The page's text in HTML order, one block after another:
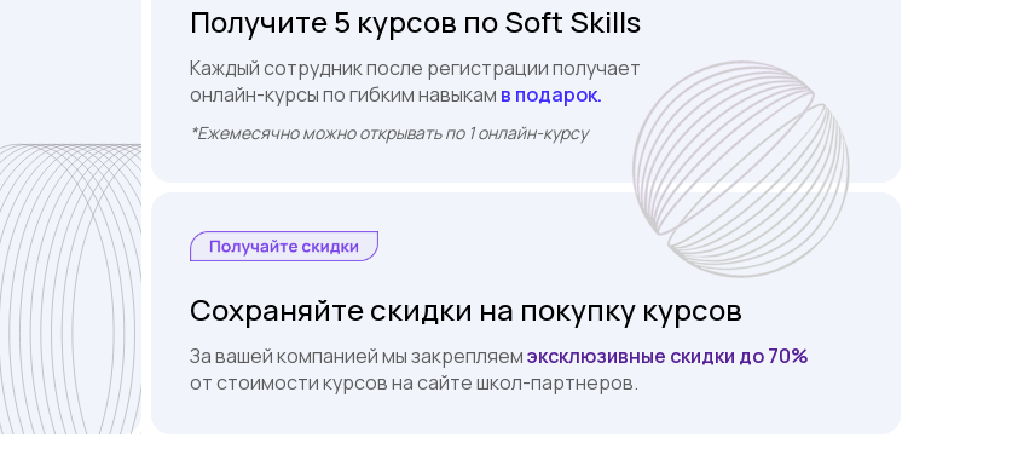
Получите 5 курсов по Soft Skills
Каждый сотрудник после регистрации получает
онлайн-курсы по гибким навыкам в подарок.
*Ежемесячно можно открывать по 1 онлайн-курсу
За вашей компанией мы закрепляемэксклюзивные скидки до 70%
от стоимости курсов на сайте школ-партнеров.
Сохраняйте скидки на покупку курсов